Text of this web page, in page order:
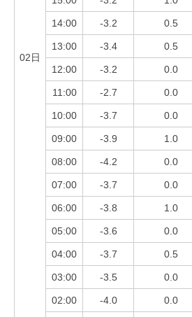
02日
14:00 -3.2 0.5
13:00 -3.4 0.5
12:00 -3.2 0.0
11:00 -2.7 0.0
10:00 -3.7 0.0
09:00 -3.9 1.0
08:00 -4.2 0.0
07:00 -3.7 0.0
06:00 -3.8 1.0
05:00 -3.6 0.0
04:00 -3.7 0.5
03:00 -3.5 0.0
02:00 -4.0 0.0